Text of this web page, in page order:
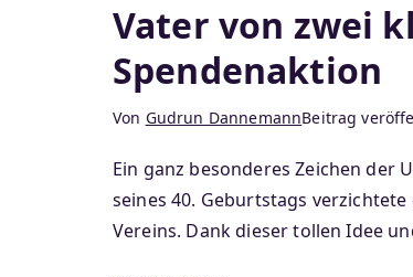
Vater von zwei
Spendenaktion
Von Gudrun DannemannBeitrag
Ein ganz besonderes Zeichen der
seines 40. Geburtstags
Vereins. Dank dieser tollen Idee